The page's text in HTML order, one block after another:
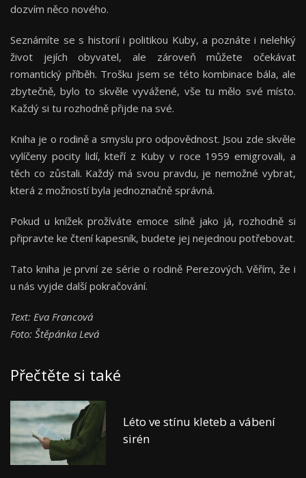
dozvím něco nového.
Seznámíte se s historií i politikou Kuby, a poznáte i nelehký
život jejích obyvatel, ale zároveň můžete očekávat
romantický příběh. Trošku jsem se této kombinace bála, ale
zbytečně, bylo to skvěle vyvážené, vše tu mělo své místo.
Každý si tu rozhodně přijde na své.
Kniha je o rodině a smyslu pro odpovědnost. Jsou zde skvěle
vylíčeny pocity lidí, kteří z Kuby v roce 1959 emigrovali, a
těch co zůstali. Každý má svou pravdu, je nemožné vybrat,
která z možností byla jednoznačně správná.
Pokud u knížek prožíváte emoce silně jako já, rozhodně si
připravte ke čtení kapesník, budete jej nejednou potřebovat.
Tato kniha je první ze série o rodině Perezových. Věřím, že i
u nás vyjde další pokračování.
Text: Eva Francová
Foto: Štěpánka Levá
Přečtěte si také
Léto ve stínu kleteb a vábení
sirén